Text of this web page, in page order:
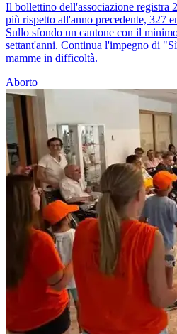
Il bollettino dell'associazione registra
più rispetto all'anno precedente, 327
Sullo sfondo un cantone con il
settant'anni. Continua l'impegno di
mamme in difficoltà.
Aborto